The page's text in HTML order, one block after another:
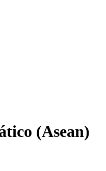
(Asean)